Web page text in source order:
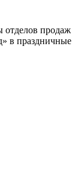
продаж
в праздничные